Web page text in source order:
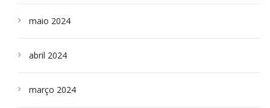
maio 2024
abril 2024
março 2024